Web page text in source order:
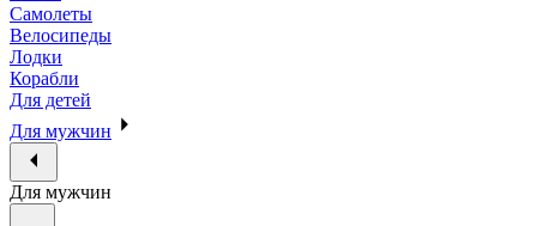
Самолеты
Велосипеды
Лодки
Корабли
Для детей
Для мужчин
Для мужчин